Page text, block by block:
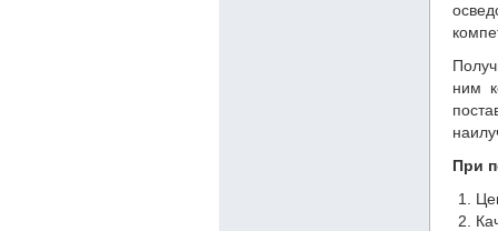
ним
При